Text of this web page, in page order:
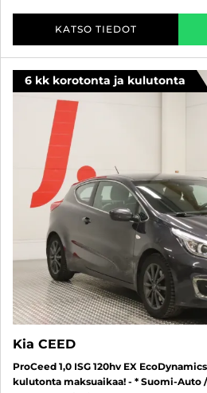
KATSO TIEDOT
6 kk korotonta ja kulutonta
Kia CEED
ProCeed 1,0 ISG 120hv EX
kulutonta maksuaikaa! - * Suomi-